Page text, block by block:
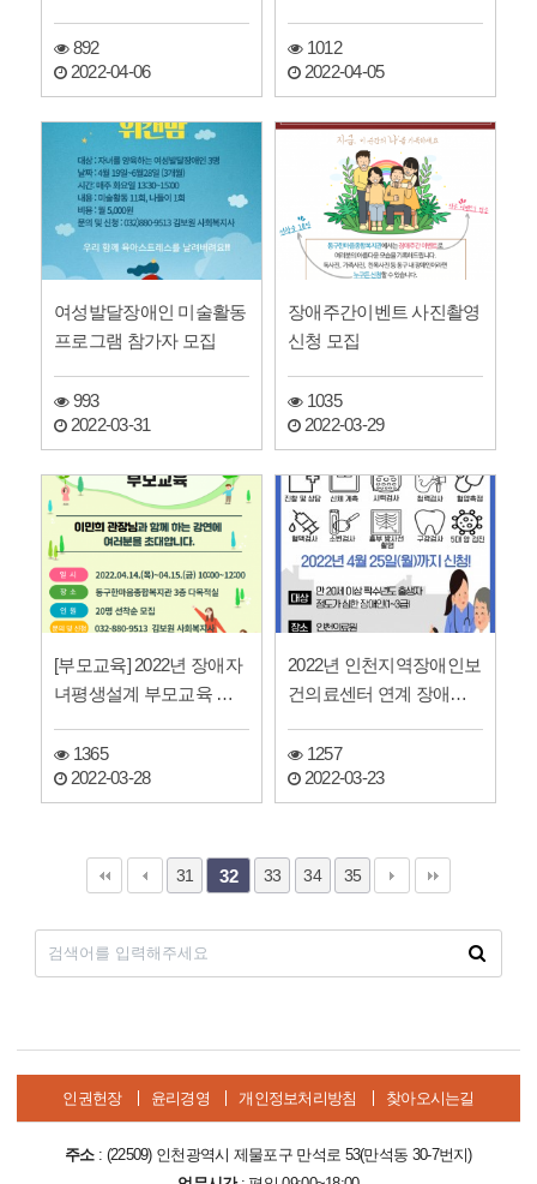
892
2022-04-06
1012
2022-04-05
여성발달장애인 미술활동
프로그램 참가자 모집
993
2022-03-31
장애주간이벤트 사진촬영
신청 모집
1035
2022-03-29
[부모교육] 2022년 장애자
녀평생설계 부모교육 안
1365
2022-03-28
2022년 인천지역장애인보
건의료센터 연계 장애인
1257
2022-03-23
31 32 33 34 35
인권헌장 윤리경영 개인정보처리방침 찾아오시는길
주소: (22509) 인천광역시 제물포구 만석로 53(만석동 30-7번지)